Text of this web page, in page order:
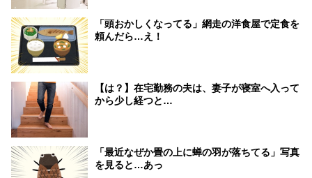
「頭おかしくなってる」網走の洋食屋で定食を
頼んだら…え！
【は？】在宅勤務の夫は、妻子が寝室へ入って
から少し経つと…
「最近なぜか畳の上に蝉の羽が落ちてる」写真
を見ると…あっ